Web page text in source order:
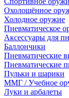
Охолощённое
Холодное оружие
Пневматическое
Аксессуары для
Баллончики
Пневматические
Пневматические
Пульки и шарики
ММГ / Учебное
Луки и арбалеты